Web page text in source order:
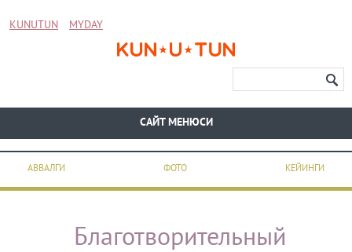
KUNUTUN MYDAY
CАЙТ МЕНЮСИ
ФОТО
АВВАЛГИ КЕЙИНГИ
Благотворительный